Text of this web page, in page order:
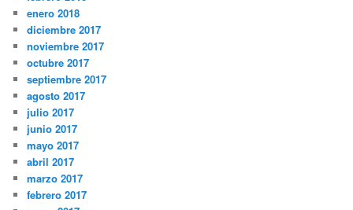
enero 2018
diciembre 2017
noviembre 2017
octubre 2017
septiembre 2017
agosto 2017
julio 2017
junio 2017
mayo 2017
abril 2017
marzo 2017
febrero 2017